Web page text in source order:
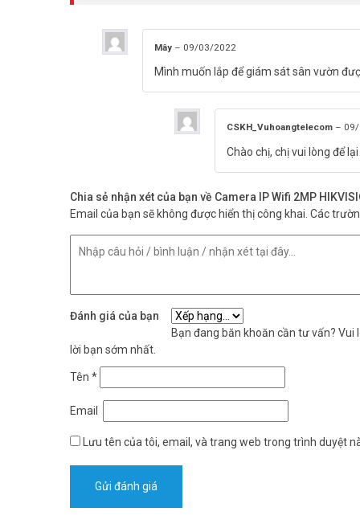
Mây – 09/03/2022
Mình muốn lắp để giám sát sân vườn
CSKH_Vuhoangtelecom –
Chào chị, chị vui lòng để
Chia sẻ nhận xét của bạn về Camera IP Wifi 2MP
Email của bạn sẽ không được hiển thị công khai. Các
Đánh giá của bạn
Bạn đang băn khoăn cần tư vấn? Vui
lời bạn sớm nhất.
Tên *
Email
Lưu tên của tôi, email, và trang web trong trình duyệt